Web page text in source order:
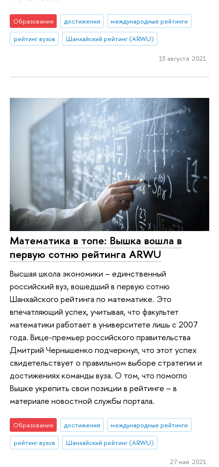
Образование достижения
международные рейтинги
рейтинг вузов
Шанхайский рейтинг (ARWU)
15 августа 2021
Математика в топе: Вышка вошла в
первую сотню рейтинга ARWU
Высшая школа экономики – единственный
российский вуз, вошедший в первую сотню
Шанхайского рейтинга по математике. Это
впечатляющий успех, учитывая, что факультет
математики работает в университете лишь с 2007
года. Вице-премьер российского правительства
Дмитрий Чернышенко подчеркнул, что этот успех
свидетельствует о правильном выборе стратегии и
достижениях команды вуза. О том, что помогло
Вышке укрепить свои позиции в рейтинге – в
материале новостной службы портала.
Образование достижения
международные рейтинги
рейтинг вузов
Шанхайский рейтинг (ARWU)
27 мая 2021